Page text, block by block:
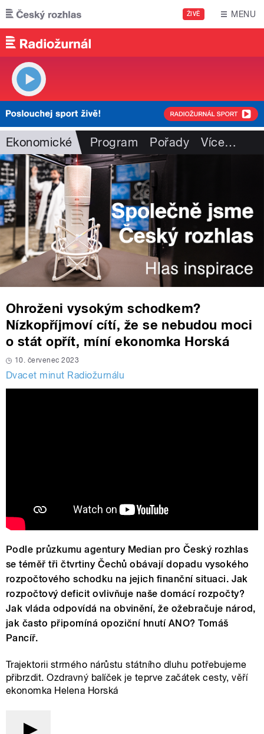
Přejít k hlavnímu obsahu
ŽIVĚ MENU
Ekonomické Program Pořady Více…
Ohroženi vysokým schodkem?
Nízkopříjmoví cítí, že se nebudou moci
o stát opřít, míní ekonomka Horská
10. červenec 2023
Dvacet minut Radiožurnálu
Podle průzkumu agentury Median pro Český rozhlas
se téměř tři čtvrtiny Čechů obávají dopadu vysokého
rozpočtového schodku na jejich finanční situaci. Jak
rozpočtový deficit ovlivňuje naše domácí rozpočty?
Jak vláda odpovídá na obvinění, že ožebračuje národ,
jak často připomíná opoziční hnutí ANO? Tomáš
Pancíř.
Trajektorii strmého nárůstu státního dluhu potřebujeme
přibrzdit. Ozdravný balíček je teprve začátek cesty, věří
ekonomka Helena Horská